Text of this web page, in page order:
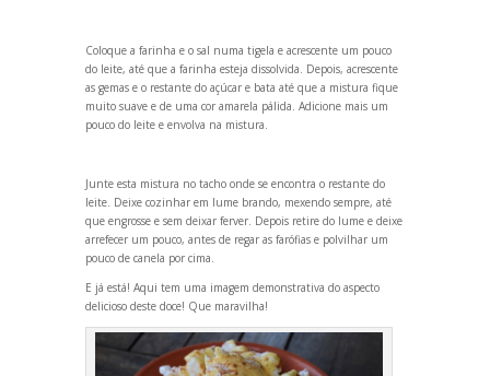
Coloque a farinha e o sal numa tigela e acrescente um pouco
do leite, até que a farinha esteja dissolvida. Depois, acrescente
as gemas e o restante do açúcar e bata até que a mistura fique
muito suave e de uma cor amarela pálida. Adicione mais um
pouco do leite e envolva na mistura.
Junte esta mistura no tacho onde se encontra o restante do
leite. Deixe cozinhar em lume brando, mexendo sempre, até
que engrosse e sem deixar ferver. Depois retire do lume e deixe
arrefecer um pouco, antes de regar as farófias e polvilhar um
pouco de canela por cima.
E já está! Aqui tem uma imagem demonstrativa do aspecto
delicioso deste doce! Que maravilha!